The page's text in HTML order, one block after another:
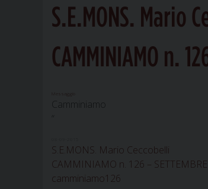
S.E.MONS. Mario
CAMMINIAMO n.
Camminiamo
S.E.MONS. Mario Ceccobelli
CAMMINIAMO n. 126 –
camminiamo126